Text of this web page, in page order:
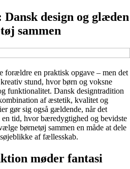
Dansk design og glæden
sammen
forældre en praktisk opgave – men det
stund, hvor børn og voksne
funktionalitet. Dansk designtradition
af æstetik, kvalitet og
gør sig også gældende, når det
tid, hvor bæredygtighed og bevidste
børnetøj sammen en måde at dele
af fællesskab.
møder fantasi